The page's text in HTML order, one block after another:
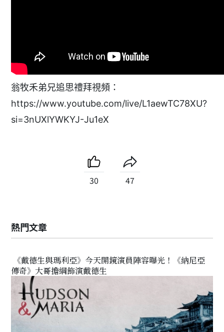
翁牧禾弟兄追思禮拜視頻：
https://www.youtube.com/live/L1aewTC78XU?
si=3nUXlYWKYJ-Ju1eX
30 47
熱門文章
《戴德生與瑪利亞》今天開鏡演員陣容曝光！《納尼亞
傳奇》大哥擔綱飾演戴德生